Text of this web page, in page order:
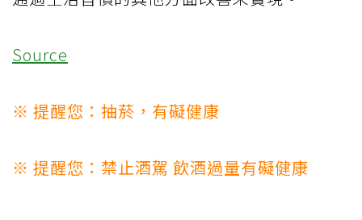
Source
※ 提醒您：抽菸，有礙健康
※ 提醒您：禁止酒駕 飲酒過量有礙健康